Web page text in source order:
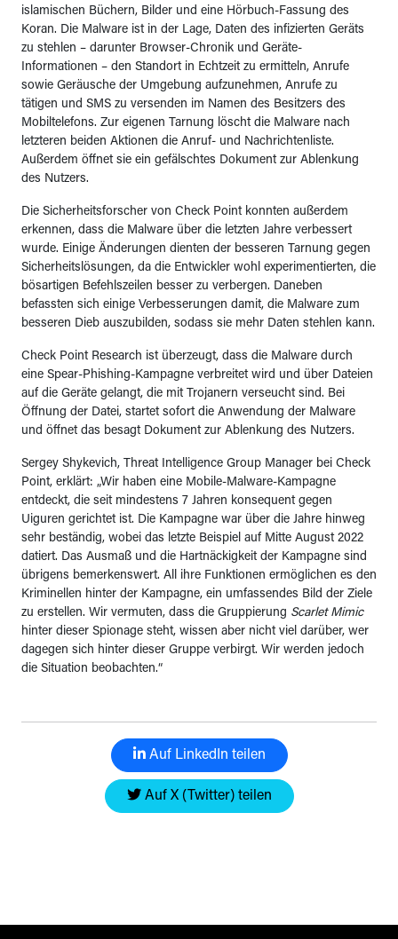
islamischen Büchern, Bilder und eine Hörbuch-Fassung des
Koran. Die Malware ist in der Lage, Daten des infizierten Geräts
zu stehlen – darunter Browser-Chronik und Geräte-
Informationen – den Standort in Echtzeit zu ermitteln, Anrufe
sowie Geräusche der Umgebung aufzunehmen, Anrufe zu
tätigen und SMS zu versenden im Namen des Besitzers des
Mobiltelefons. Zur eigenen Tarnung löscht die Malware nach
letzteren beiden Aktionen die Anruf- und Nachrichtenliste.
Außerdem öffnet sie ein gefälschtes Dokument zur Ablenkung
des Nutzers.
Die Sicherheitsforscher von Check Point konnten außerdem
erkennen, dass die Malware über die letzten Jahre verbessert
wurde. Einige Änderungen dienten der besseren Tarnung gegen
Sicherheitslösungen, da die Entwickler wohl experimentierten, die
bösartigen Befehlszeilen besser zu verbergen. Daneben
befassten sich einige Verbesserungen damit, die Malware zum
besseren Dieb auszubilden, sodass sie mehr Daten stehlen kann.
Check Point Research ist überzeugt, dass die Malware durch
eine Spear-Phishing-Kampagne verbreitet wird und über Dateien
auf die Geräte gelangt, die mit Trojanern verseucht sind. Bei
Öffnung der Datei, startet sofort die Anwendung der Malware
und öffnet das besagt Dokument zur Ablenkung des Nutzers.
Sergey Shykevich, Threat Intelligence Group Manager bei Check
Point, erklärt: „Wir haben eine Mobile-Malware-Kampagne
entdeckt, die seit mindestens 7 Jahren konsequent gegen
Uiguren gerichtet ist. Die Kampagne war über die Jahre hinweg
sehr beständig, wobei das letzte Beispiel auf Mitte August 2022
datiert. Das Ausmaß und die Hartnäckigkeit der Kampagne sind
übrigens bemerkenswert. All ihre Funktionen ermöglichen es den
Kriminellen hinter der Kampagne, ein umfassendes Bild der Ziele
zu erstellen. Wir vermuten, dass die Gruppierung Scarlet Mimic
hinter dieser Spionage steht, wissen aber nicht viel darüber, wer
dagegen sich hinter dieser Gruppe verbirgt. Wir werden jedoch
die Situation beobachten.“
Auf LinkedIn teilen
Auf X (Twitter) teilen